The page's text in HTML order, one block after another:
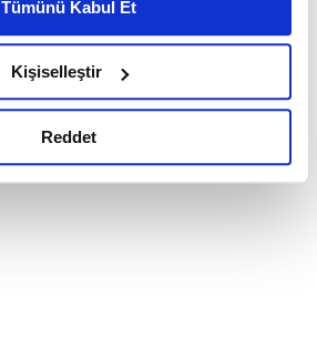
Korunması Kanunu uyarınca
kapsamında
faaliyetleri ile ilgili daha
lütfentıklayınız.
Tümünü Kabul Et
Kişiselleştir
Reddet